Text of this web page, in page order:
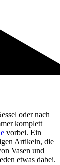
oder nach
komplett
vorbei. Ein
Artikeln, die
Vasen und
etwas dabei.